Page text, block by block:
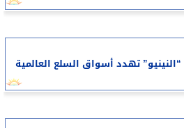
“النينيو” تهدد أسواق السلع العالمية